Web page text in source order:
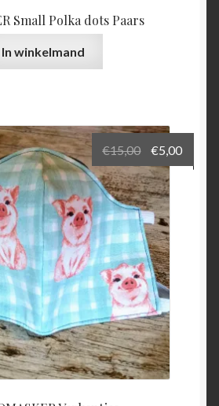
Small Polka dots Paars
In winkelmand
€15,00
prijs
was:
€15,00.
€5,00
prijs